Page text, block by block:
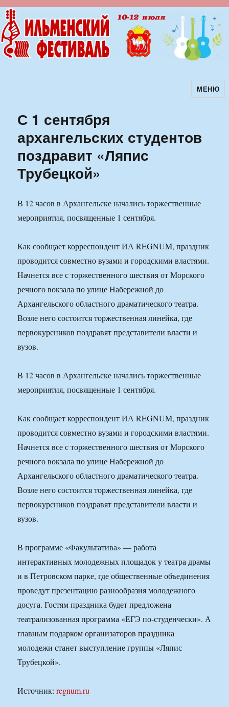
Ильменский фестиваль авторской
песни
МЕНЮ
С 1 сентября
архангельских студентов
поздравит «Ляпис
Трубецкой»
В 12 часов в Архангельске начались торжественные
мероприятия, посвященные 1 сентября.
Как сообщает корреспондент ИА REGNUM, праздник
проводится совместно вузами и городскими властями.
Начнется все с торжественного шествия от Морского
речного вокзала по улице Набережной до
Архангельского областного драматического театра.
Возле него состоится торжественная линейка, где
первокурсников поздравят представители власти и
вузов.
В 12 часов в Архангельске начались торжественные
мероприятия, посвященные 1 сентября.
Как сообщает корреспондент ИА REGNUM, праздник
проводится совместно вузами и городскими властями.
Начнется все с торжественного шествия от Морского
речного вокзала по улице Набережной до
Архангельского областного драматического театра.
Возле него состоится торжественная линейка, где
первокурсников поздравят представители власти и
вузов.
В программе «Факультатива» — работа
интерактивных молодежных площадок у театра драмы
и в Петровском парке, где общественные объединения
проведут презентацию разнообразия молодежного
досуга. Гостям праздника будет предложена
театрализованная программа «ЕГЭ по-студенчески». А
главным подарком организаторов праздника
молодежи станет выступление группы «Ляпис
Трубецкой».
Источник:regnum.ru